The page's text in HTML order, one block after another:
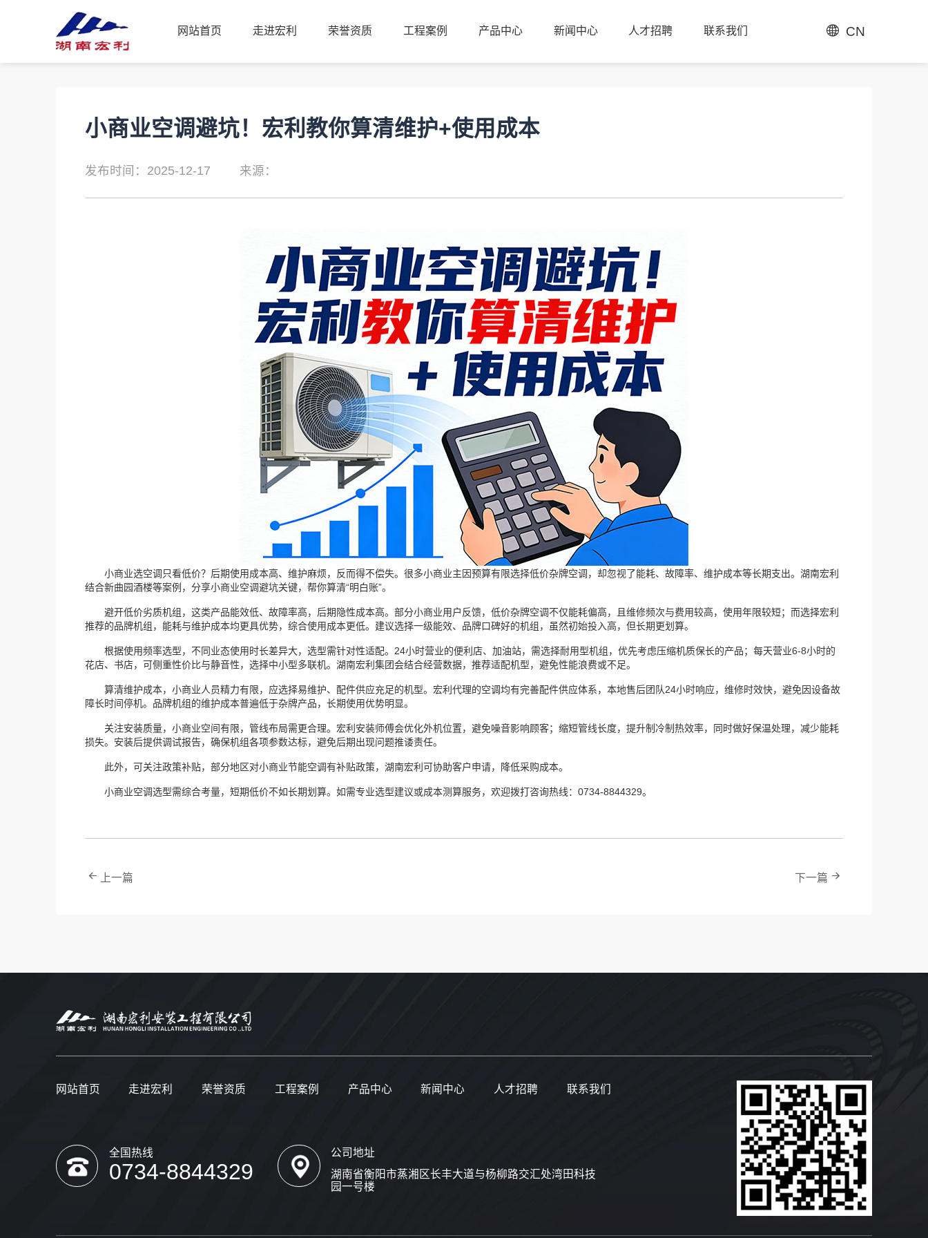
网站首页 走进宏利 荣誉资质 工程案例 产品中心 新闻中心 人才招聘 联系我们 CN
小商业空调避坑！宏利教你算清维护+使用成本
发布时间：2025-12-17 来源：
小商业选空调只看低价？后期使用成本高、维护麻烦，反而得不偿失。很多小商业主因预算有限选择低价杂牌空调，却忽视了能耗、故障率、维护成本等长期支出。湖南宏利
结合新曲园酒楼等案例，分享小商业空调避坑关键，帮你算清“明白账”。
避开低价劣质机组，这类产品能效低、故障率高，后期隐性成本高。部分小商业用户反馈，低价杂牌空调不仅能耗偏高，且维修频次与费用较高，使用年限较短；而选择宏利
推荐的品牌机组，能耗与维护成本均更具优势，综合使用成本更低。建议选择一级能效、品牌口碑好的机组，虽然初始投入高，但长期更划算。
根据使用频率选型，不同业态使用时长差异大，选型需针对性适配。24小时营业的便利店、加油站，需选择耐用型机组，优先考虑压缩机质保长的产品；每天营业6-8小时的
花店、书店，可侧重性价比与静音性，选择中小型多联机。湖南宏利集团会结合经营数据，推荐适配机型，避免性能浪费或不足。
算清维护成本，小商业人员精力有限，应选择易维护、配件供应充足的机型。宏利代理的空调均有完善配件供应体系，本地售后团队24小时响应，维修时效快，避免因设备故
障长时间停机。品牌机组的维护成本普遍低于杂牌产品，长期使用优势明显。
关注安装质量，小商业空间有限，管线布局需更合理。宏利安装师傅会优化外机位置，避免噪音影响顾客；缩短管线长度，提升制冷制热效率，同时做好保温处理，减少能耗
损失。安装后提供调试报告，确保机组各项参数达标，避免后期出现问题推诿责任。
此外，可关注政策补贴，部分地区对小商业节能空调有补贴政策，湖南宏利可协助客户申请，降低采购成本。
小商业空调选型需综合考量，短期低价不如长期划算。如需专业选型建议或成本测算服务，欢迎拨打咨询热线：0734-8844329。
上一篇 下一篇
网站首页 走进宏利 荣誉资质 工程案例 产品中心 新闻中心 人才招聘 联系我们
全国热线
0734-8844329
公司地址
湖南省衡阳市蒸湘区长丰大道与杨柳路交汇处湾田科技
园一号楼